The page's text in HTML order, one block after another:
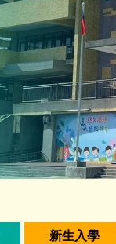
新生入學